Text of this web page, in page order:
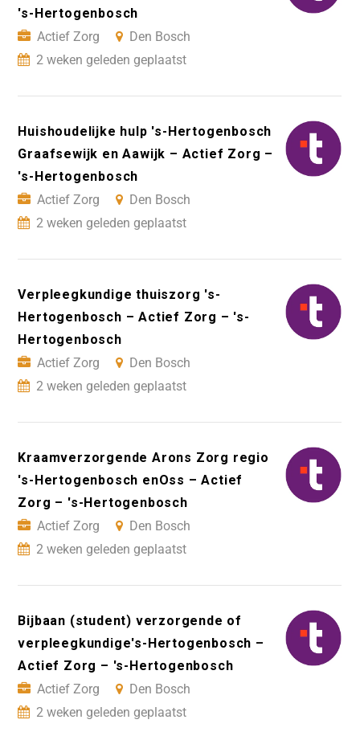
's-Hertogenbosch
Actief Zorg
Den Bosch
2 weken geleden geplaatst
Huishoudelijke hulp 's-Hertogenbosch
Graafsewijk en Aawijk – Actief Zorg –
's-Hertogenbosch
Actief Zorg
Den Bosch
2 weken geleden geplaatst
Verpleegkundige thuiszorg 's-
Hertogenbosch – Actief Zorg – 's-
Hertogenbosch
Actief Zorg
Den Bosch
2 weken geleden geplaatst
Kraamverzorgende Arons Zorg regio
's-Hertogenbosch enOss – Actief
Zorg – 's-Hertogenbosch
Actief Zorg
Den Bosch
2 weken geleden geplaatst
Bijbaan (student) verzorgende of
verpleegkundige's-Hertogenbosch –
Actief Zorg – 's-Hertogenbosch
Actief Zorg
Den Bosch
2 weken geleden geplaatst